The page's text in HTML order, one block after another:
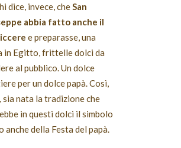
dice, invece, cheSan
abbia fatto anche il
e preparasse, una
in Egitto, frittelle dolci da
al pubblico. Un dolce
per un dolce papà. Così,
sia nata la tradizione che
in questi dolci il simbolo
anche della Festa del papà.